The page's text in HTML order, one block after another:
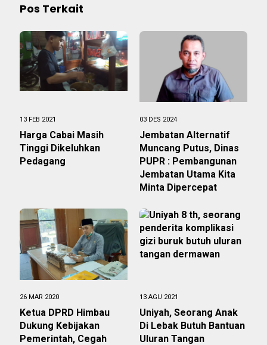
Pos Terkait
13 FEB 2021
Harga Cabai Masih
Tinggi Dikeluhkan
Pedagang
03 DES 2024
Jembatan Alternatif
Muncang Putus, Dinas
PUPR : Pembangunan
Jembatan Utama Kita
Minta Dipercepat
26 MAR 2020
Ketua DPRD Himbau
Dukung Kebijakan
Pemerintah, Cegah
13 AGU 2021
Uniyah, Seorang Anak
Di Lebak Butuh Bantuan
Uluran Tangan